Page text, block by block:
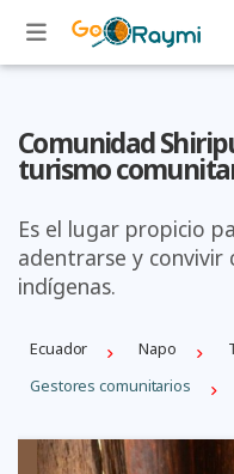
Comunidad
turismo
Es el lugar propicio
adentrarse y convivir
indígenas.
Ecuador Napo
Gestores comunitarios